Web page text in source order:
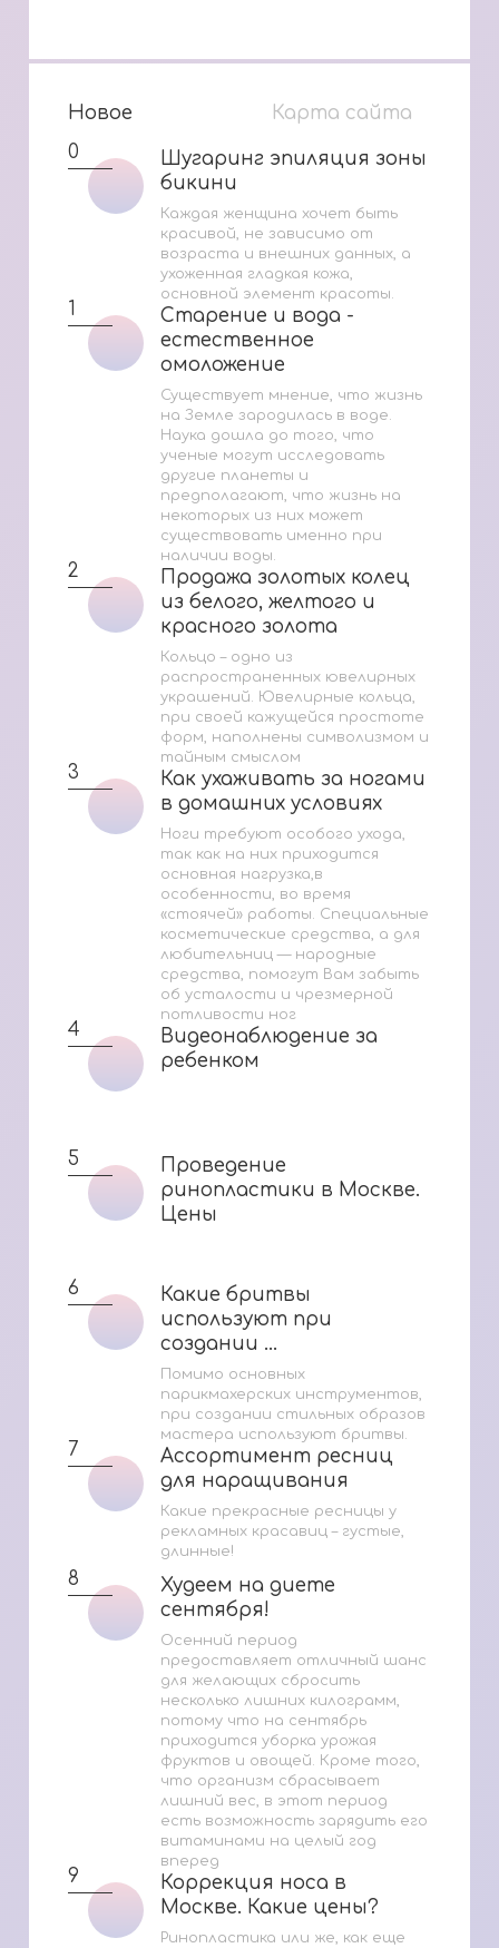
Новое
Карта сайта
0
Шугаринг эпиляция зоны
бикини
Шугаринг эпиляция зоны
бикини
Каждая женщина хочет быть
красивой, не зависимо от
возраста и внешних данных, а
ухоженная гладкая кожа,
основной элемент красоты.
1
Старение и вода -
естественное
омоложение
Старение и вода -
естественное
омоложение
Существует мнение, что жизнь
на Земле зародилась в воде.
Наука дошла до того, что
ученые могут исследовать
другие планеты и
предполагают, что жизнь на
некоторых из них может
существовать именно при
наличии воды.
2
Продажа золотых колец
из белого, желтого и
красного золота
Продажа золотых колец
из белого, желтого и
красного золота
Кольцо – одно из
распространенных ювелирных
украшений. Ювелирные кольца,
при своей кажущейся простоте
форм, наполнены символизмом и
тайным смыслом
3
Как ухаживать за ногами
в домашних условиях
Как ухаживать за ногами
в домашних условиях
Ноги требуют особого ухода,
так как на них приходится
основная нагрузка,в
особенности, во время
«стоячей» работы. Специальные
косметические средства, а для
любительниц — народные
средства, помогут Вам забыть
об усталости и чрезмерной
потливости ног
4
Видеонаблюдение за
ребенком
Видеонаблюдение за
ребенком
5
Проведение
ринопластики в Москве.
Цены
Проведение
ринопластики в Москве.
Цены
6
Какие бритвы
используют при
создании ...
Какие бритвы
используют при
создании ...
Помимо основных
парикмахерских инструментов,
при создании стильных образов
мастера используют бритвы.
7
Ассортимент ресниц
для наращивания
Ассортимент ресниц
для наращивания
Какие прекрасные ресницы у
рекламных красавиц – густые,
длинные!
8
Худеем на диете
сентября!
Худеем на диете
сентября!
Осенний период
предоставляет отличный шанс
для желающих сбросить
несколько лишних килограмм,
потому что на сентябрь
приходится уборка урожая
фруктов и овощей. Кроме того,
что организм сбрасывает
лишний вес, в этот период
есть возможность зарядить его
витаминами на целый год
вперед
9
Коррекция носа в
Москве. Какие цены?
Коррекция носа в
Москве. Какие цены?
Ринопластика или же, как еще